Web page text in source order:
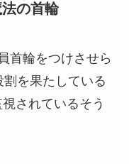
の首輪
首輪をつけさせら
を果たしている
されているそう